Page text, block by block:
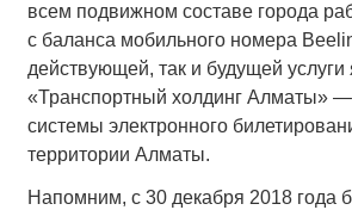
всем подвижном составе города
с баланса мобильного номера
действующей, так и будущей услуги
«Транспортный холдинг Алматы»
системы электронного
территории Алматы.
Напомним, с 30 декабря 2018 года